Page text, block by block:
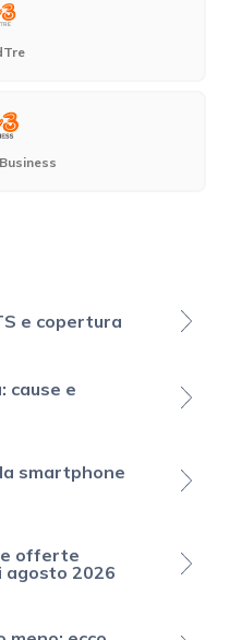
e copertura
cause e
smartphone
offerte
agosto 2026